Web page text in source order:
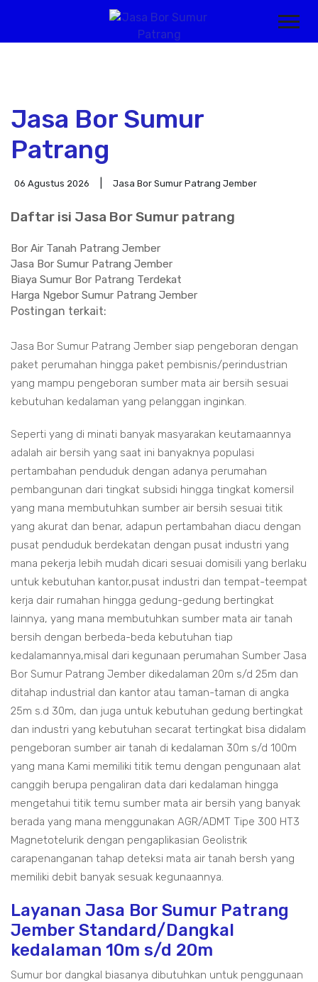
Jasa Bor Sumur
Patrang
06 Agustus 2026 Jasa Bor Sumur Patrang Jember
Daftar isi Jasa Bor Sumur patrang
Bor Air Tanah Patrang Jember
Jasa Bor Sumur Patrang Jember
Biaya Sumur Bor Patrang Terdekat
Harga Ngebor Sumur Patrang Jember
Postingan terkait:
Jasa Bor Sumur Patrang Jember siap pengeboran dengan
paket perumahan hingga paket pembisnis/perindustrian
yang mampu pengeboran sumber mata air bersih sesuai
kebutuhan kedalaman yang pelanggan inginkan.
Seperti yang di minati banyak masyarakan keutamaannya
adalah air bersih yang saat ini banyaknya populasi
pertambahan penduduk dengan adanya perumahan
pembangunan dari tingkat subsidi hingga tingkat komersil
yang mana membutuhkan sumber air bersih sesuai titik
yang akurat dan benar, adapun pertambahan diacu dengan
pusat penduduk berdekatan dengan pusat industri yang
mana pekerja lebih mudah dicari sesuai domisili yang berlaku
untuk kebutuhan kantor,pusat industri dan tempat-teempat
kerja dair rumahan hingga gedung-gedung bertingkat
lainnya, yang mana membutuhkan sumber mata air tanah
bersih dengan berbeda-beda kebutuhan tiap
kedalamannya,misal dari kegunaan perumahan Sumber Jasa
Bor Sumur Patrang Jember dikedalaman 20m s/d 25m dan
ditahap industrial dan kantor atau taman-taman di angka
25m s.d 30m, dan juga untuk kebutuhan gedung bertingkat
dan industri yang kebutuhan secarat tertingkat bisa didalam
pengeboran sumber air tanah di kedalaman 30m s/d 100m
yang mana Kami memiliki titik temu dengan pengunaan alat
canggih berupa pengaliran data dari kedalaman hingga
mengetahui titik temu sumber mata air bersih yang banyak
berada yang mana menggunakan AGR/ADMT Tipe 300 HT3
Magnetotelurik dengan pengaplikasian Geolistrik
carapenanganan tahap deteksi mata air tanah bersh yang
memiliki debit banyak sesuak kegunaannya.
Layanan Jasa Bor Sumur Patrang
Jember Standard/Dangkal
kedalaman 10m s/d 20m
Sumur bor dangkal biasanya dibutuhkan untuk penggunaan